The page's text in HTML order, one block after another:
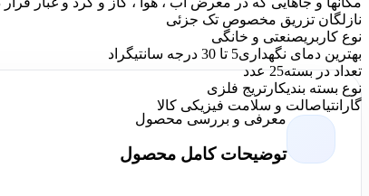
نازلگان تزریق مخصوص تک جزئی
نوع کاربریصنعتی و خانگی
بهترین دمای نگهداری5 تا 30 درجه سانتیگراد
تعداد در بسته25 عدد
نوع بسته بندیکارتریج فلزی
گارانتیاصالت و سلامت فیزیکی کالا
معرفی و بررسی محصول
توضیحات کامل محصول